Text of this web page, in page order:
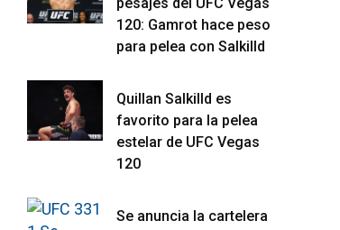
120: Gamrot hace peso
para pelea con Salkilld
Quillan Salkilld es
favorito para la pelea
estelar de UFC Vegas
120
Se anuncia la cartelera